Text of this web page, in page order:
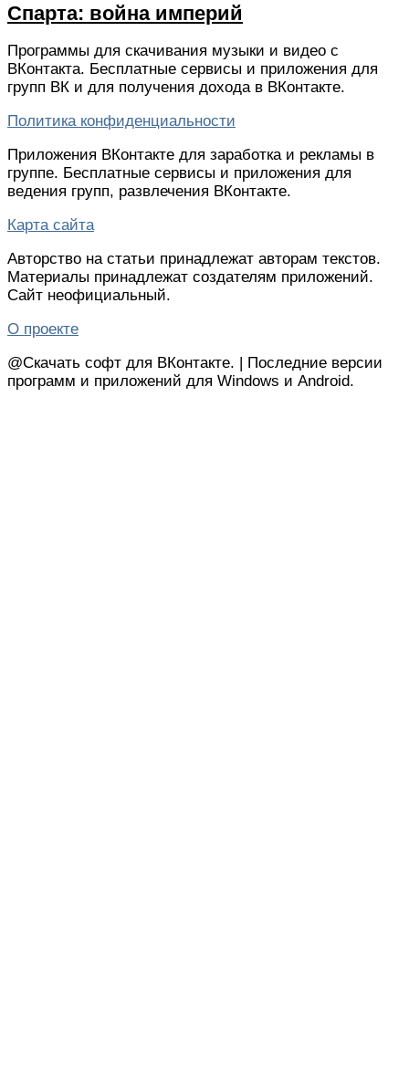
Спарта: война империй
Программы для скачивания музыки и видео c
ВКонтакта. Бесплатные сервисы и приложения для
групп ВК и для получения дохода в ВКонтакте.
Политика конфиденциальности
Приложения ВКонтакте для заработка и рекламы в
группе. Бесплатные сервисы и приложения для
ведения групп, развлечения ВКонтакте.
Карта сайта
Авторство на статьи принадлежат авторам текстов.
Материалы принадлежат создателям приложений.
Сайт неофициальный.
О проекте
@Скачать софт для ВКонтакте. | Последние версии
программ и приложений для Windows и Android.